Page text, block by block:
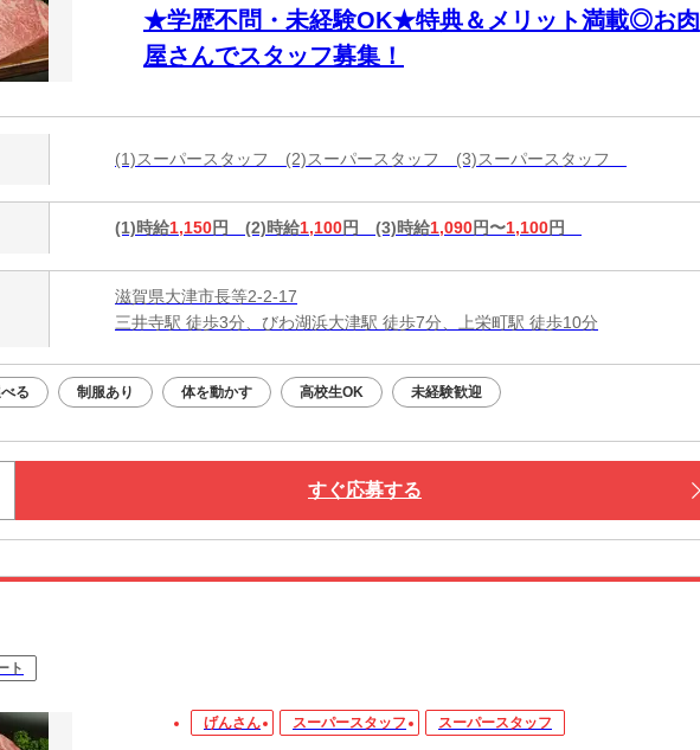
★学歴不問・未経験OK★特典＆メリット満載◎お肉
屋さんでスタッフ募集！
(1)スーパースタッフ (2)スーパースタッフ (3)スーパースタッフ
(1)時給1,150円 (2)時給1,100円 (3)時給1,090円〜1,100円
滋賀県大津市長等2-2-17
三井寺駅 徒歩3分、びわ湖浜大津駅 徒歩7分、上栄町駅 徒歩10分
る 制服あり 体を動かす 高校生OK 未経験歓迎
すぐ応募する
ト
げんさん スーパースタッフ スーパースタッフ